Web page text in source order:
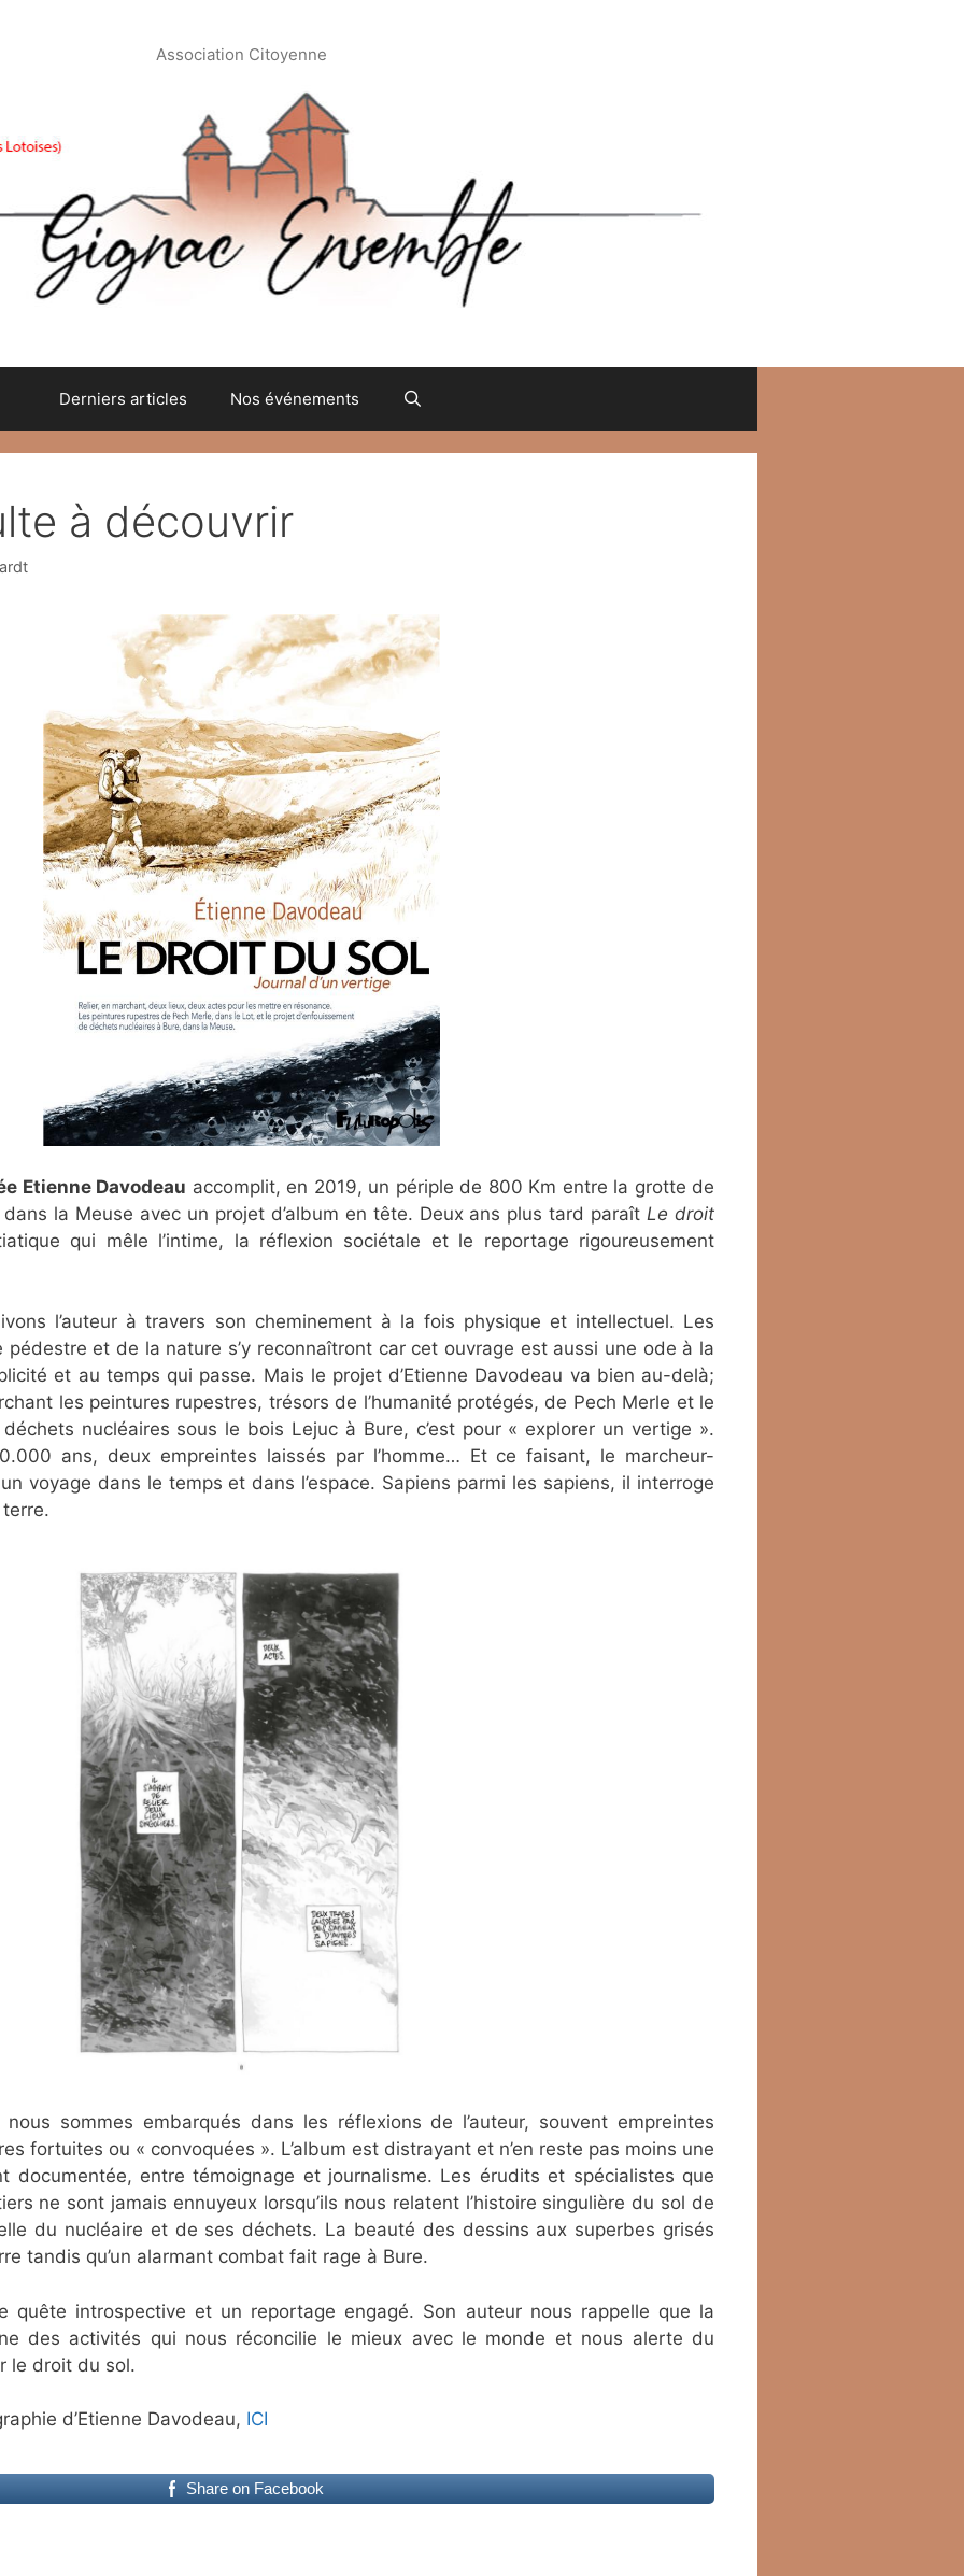
Association Citoyenne
Derniers articles Nos événements
à découvrir
Etienne Davodeau accomplit, en 2019, un périple de 800 Km entre la grotte de
la Meuse avec un projet d’album en tête. Deux ans plus tard paraît Le droit
qui mêle l’intime, la réflexion sociétale et le reportage rigoureusement
l’auteur à travers son cheminement à la fois physique et intellectuel. Les
pédestre et de la nature s’y reconnaîtront car cet ouvrage est aussi une ode à la
et au temps qui passe. Mais le projet d’Etienne Davodeau va bien au-delà;
les peintures rupestres, trésors de l’humanité protégés, de Pech Merle et le
nucléaires sous le bois Lejuc à Bure, c’est pour « explorer un vertige ».
ans, deux empreintes laissés par l’homme… Et ce faisant, le marcheur-
voyage dans le temps et dans l’espace. Sapiens parmi les sapiens, il interroge
sommes embarqués dans les réflexions de l’auteur, souvent empreintes
fortuites ou « convoquées ». L’album est distrayant et n’en reste pas moins une
documentée, entre témoignage et journalisme. Les érudits et spécialistes que
ne sont jamais ennuyeux lorsqu’ils nous relatent l’histoire singulière du sol de
du nucléaire et de ses déchets. La beauté des dessins aux superbes grisés
tandis qu’un alarmant combat fait rage à Bure.
quête introspective et un reportage engagé. Son auteur nous rappelle que la
des activités qui nous réconcilie le mieux avec le monde et nous alerte du
le droit du sol.
d’Etienne Davodeau, ICI
Share on Facebook